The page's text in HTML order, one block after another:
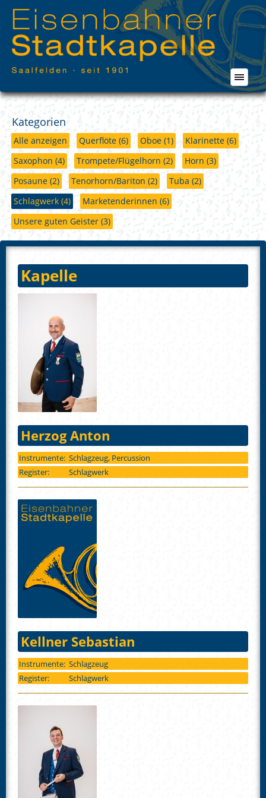
Kategorien
Alle anzeigen Querflöte (6) Oboe (1) Klarinette (6)
Saxophon (4) Trompete/Flügelhorn (2) Horn (3)
Posaune (2) Tenorhorn/Bariton (2) Tuba (2)
Schlagwerk (4) Marketenderinnen (6)
Unsere guten Geister (3)
Kapelle
Herzog Anton
Instrumente: Schlagzeug, Percussion
Register:
Schlagwerk
Kellner Sebastian
Instrumente: Schlagzeug
Register:
Schlagwerk